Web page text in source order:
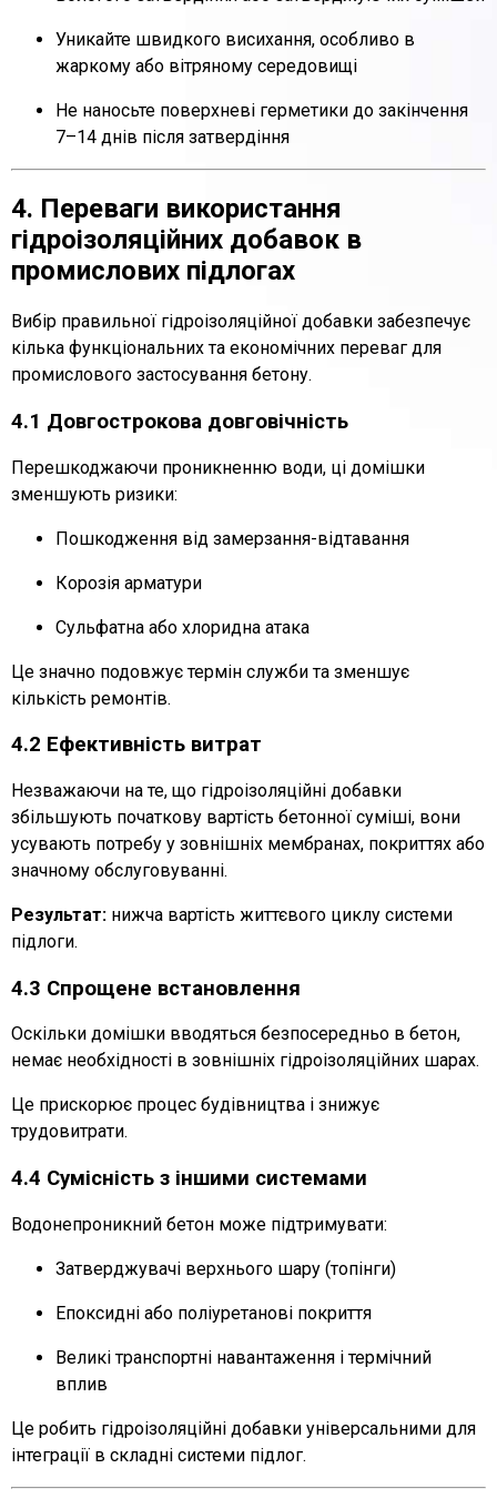
Уникайте швидкого висихання, особливо в
жаркому або вітряному середовищі
Не наносьте поверхневі герметики до закінчення
7–14 днів після затвердіння
4. Переваги використання
гідроізоляційних добавок в
промислових підлогах
Вибір правильної гідроізоляційної добавки забезпечує
кілька функціональних та економічних переваг для
промислового застосування бетону.
4.1 Довгострокова довговічність
Перешкоджаючи проникненню води, ці домішки
зменшують ризики:
Пошкодження від замерзання-відтавання
Корозія арматури
Сульфатна або хлоридна атака
Це значно подовжує термін служби та зменшує
кількість ремонтів.
4.2 Ефективність витрат
Незважаючи на те, що гідроізоляційні добавки
збільшують початкову вартість бетонної суміші, вони
усувають потребу у зовнішніх мембранах, покриттях або
значному обслуговуванні.
Результат: нижча вартість життєвого циклу системи
підлоги.
4.3 Спрощене встановлення
Оскільки домішки вводяться безпосередньо в бетон,
немає необхідності в зовнішніх гідроізоляційних шарах.
Це прискорює процес будівництва і знижує
трудовитрати.
4.4 Сумісність з іншими системами
Водонепроникний бетон може підтримувати:
Затверджувачі верхнього шару (топінги)
Епоксидні або поліуретанові покриття
Великі транспортні навантаження і термічний
вплив
Це робить гідроізоляційні добавки універсальними для
інтеграції в складні системи підлог.